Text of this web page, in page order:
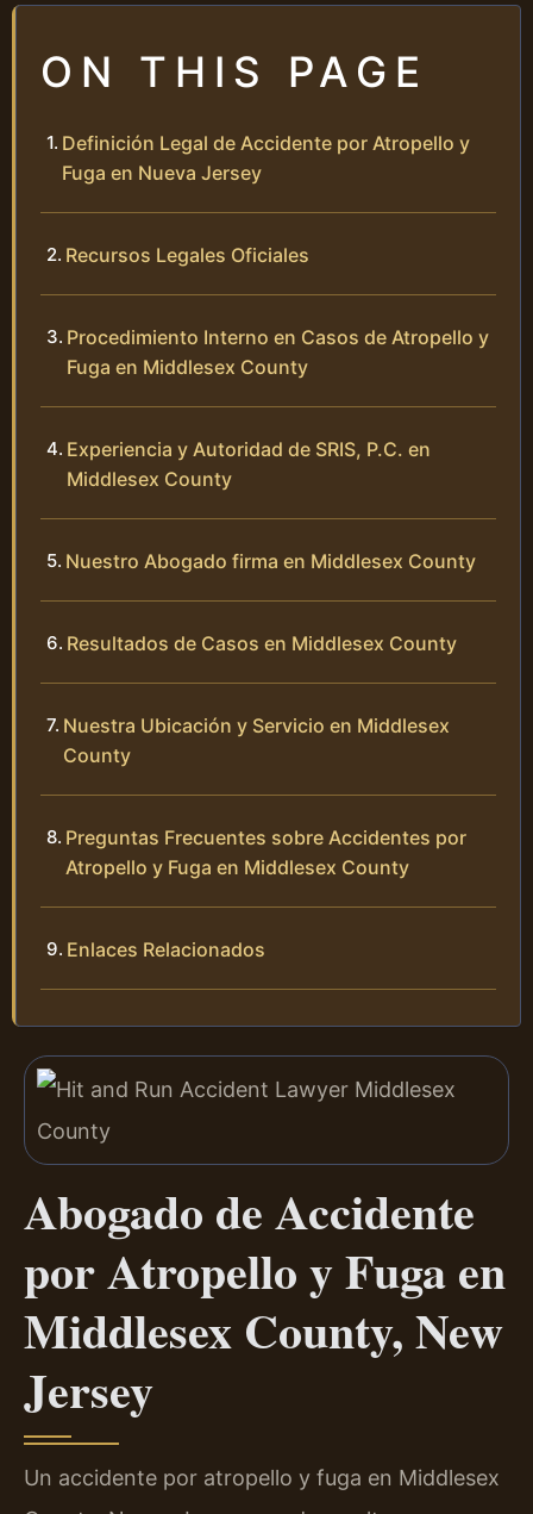
ON THIS PAGE
Definición Legal de Accidente por Atropello y
Fuga en Nueva Jersey
Recursos Legales Oficiales
Procedimiento Interno en Casos de Atropello y
Fuga en Middlesex County
Experiencia y Autoridad de SRIS, P.C. en
Middlesex County
Nuestro Abogado firma en Middlesex County
Resultados de Casos en Middlesex County
Nuestra Ubicación y Servicio en Middlesex
County
Preguntas Frecuentes sobre Accidentes por
Atropello y Fuga en Middlesex County
Enlaces Relacionados
Abogado de Accidente
por Atropello y Fuga en
Middlesex County, New
Jersey
Un accidente por atropello y fuga en Middlesex